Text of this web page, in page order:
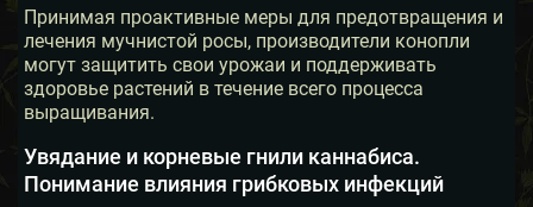
Принимая проактивные меры для предотвращения и
лечения мучнистой росы, производители конопли
могут защитить свои урожаи и поддерживать
здоровье растений в течение всего процесса
выращивания.
Увядание и корневые гнили каннабиса.
Понимание влияния грибковых инфекций